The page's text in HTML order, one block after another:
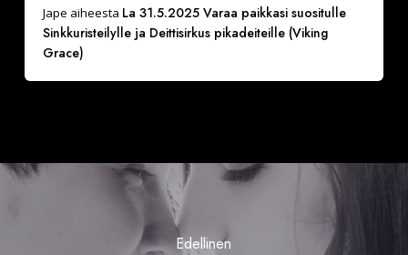
Jape aiheesta La 31.5.2025 Varaa paikkasi suositulle
Sinkkuristeilylle ja Deittisirkus pikadeiteille (Viking
Grace)
Edellinen